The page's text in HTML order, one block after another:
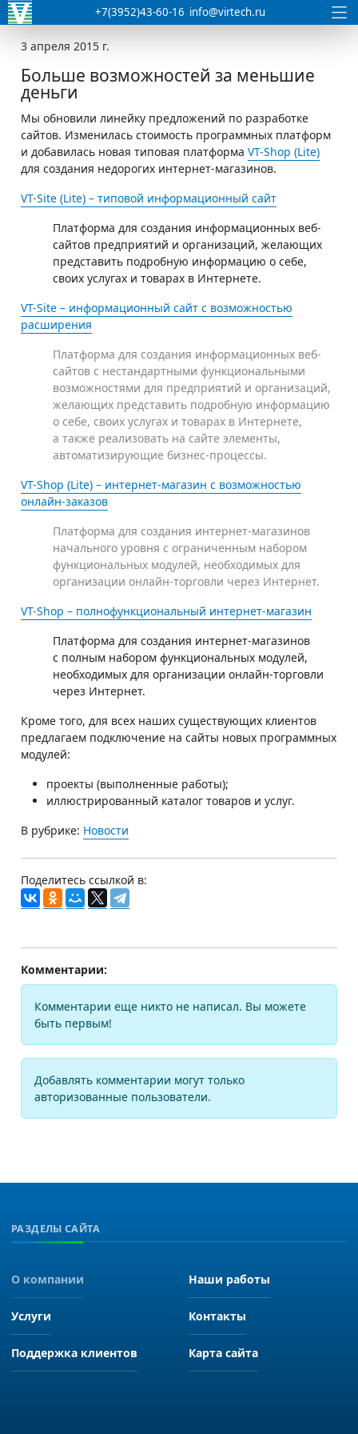
+7(3952)43-60-16 info@virtech.ru
3 апреля 2015 г.
Больше возможностей за меньшие
деньги
Мы обновили линейку предложений по разработке
сайтов. Изменилась стоимость программных платформ
и добавилась новая типовая платформа VT-Shop (Lite)
для создания недорогих интернет-магазинов.
VT-Site (Lite) – типовой информационный сайт
Платформа для создания информационных веб-
сайтов предприятий и организаций, желающих
представить подробную информацию о себе,
своих услугах и товарах в Интернете.
VT-Site – информационный сайт с возможностью
расширения
Платформа для создания информационных веб-
сайтов с нестандартными функциональными
возможностями для предприятий и организаций,
желающих представить подробную информацию
о себе, своих услугах и товарах в Интернете,
а также реализовать на сайте элементы,
автоматизирующие бизнес-процессы.
VT-Shop (Lite) – интернет-магазин с возможностью
онлайн-заказов
Платформа для создания интернет-магазинов
начального уровня с ограниченным набором
функциональных модулей, необходимых для
организации онлайн-торговли через Интернет.
VT-Shop – полнофункциональный интернет-магазин
Платформа для создания интернет-магазинов
с полным набором функциональных модулей,
необходимых для организации онлайн-торговли
через Интернет.
Кроме того, для всех наших существующих клиентов
предлагаем подключение на сайты новых программных
модулей:
проекты (выполненные работы);
иллюстрированный каталог товаров и услуг.
В рубрике: Новости
Поделитесь ссылкой в:
Комментарии:
Комментарии еще никто не написал. Вы можете
быть первым!
Добавлять комментарии могут только
авторизованные пользователи.
РАЗДЕЛЫ САЙТА
О компании Наши работы
Услуги Контакты
Поддержка клиентов Карта сайта